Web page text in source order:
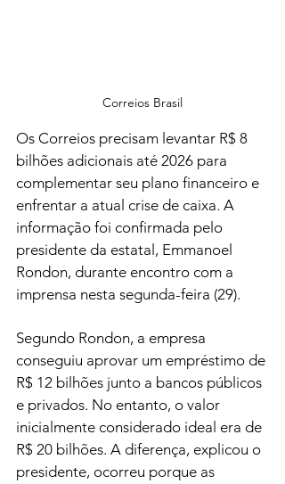
Correios Brasil
Os Correios precisam levantar R$ 8
bilhões adicionais até 2026 para
complementar seu plano financeiro e
enfrentar a atual crise de caixa. A
informação foi confirmada pelo
presidente da estatal, Emmanoel
Rondon, durante encontro com a
imprensa nesta segunda-feira (29).
Segundo Rondon, a empresa
conseguiu aprovar um empréstimo de
R$ 12 bilhões junto a bancos públicos
e privados. No entanto, o valor
inicialmente considerado ideal era de
R$ 20 bilhões. A diferença, explicou o
presidente, ocorreu porque as